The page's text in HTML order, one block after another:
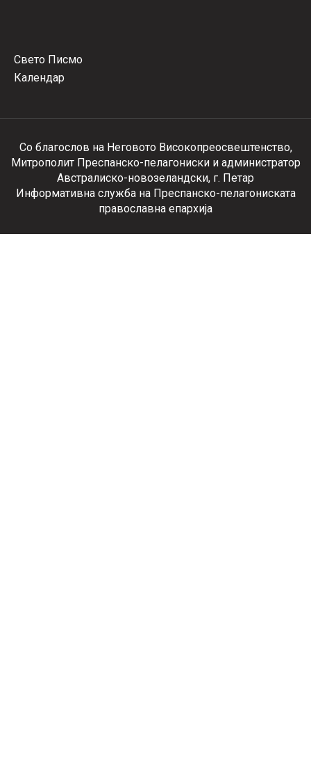
Свето Писмо
Календар
Со благослов на Неговото Високопреосвештенство,
Митрополит Преспанско-пелагониски и администратор
Австралиско-новозеландски, г. Петар
Информативна служба на Преспанско-пелагониската
православна епархија